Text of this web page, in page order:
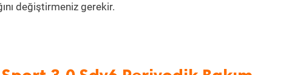
değiştirmeniz gerekir.